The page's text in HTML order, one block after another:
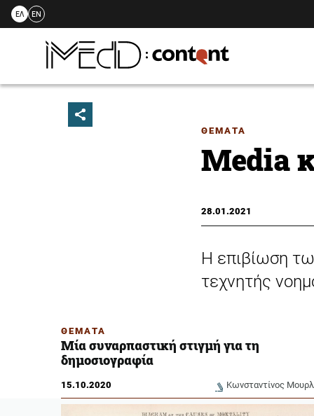
Skip
ΕΛ EN
ΘΕΜΑΤΑ
Media
28.01.2021
Η επιβίωση
τεχνητής
ΘΕΜΑΤΑ
Μία συναρπαστική στιγμή για τη
δημοσιογραφία
15.10.2020 Κωνσταντίνος